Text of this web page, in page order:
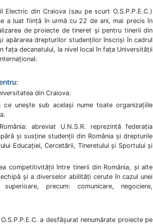
Electric din Craiova (sau pe scurt O.S.P.P.E.C.)
a luat ființă în urmă cu 22 de ani, mai precis în
de proiecte de tineret și pentru tinerii din
apărarea drepturilor studenților înscriși în cadrul
fața decanatului, la nivel local în fața Universității
din Craiova:
unește sub același nume toate organizațiile
abreviat U.N.S.R. reprezintă federația
și susține studenții din România și drepturile
Educației, Cercetării, Tineretului și Sportului și
competitivității între tinerii din România, și alte
și a diverselor abilități cerute în cazul unei
precum: comunicare, negociere,
a desfășurat nenumărate proiecte pe